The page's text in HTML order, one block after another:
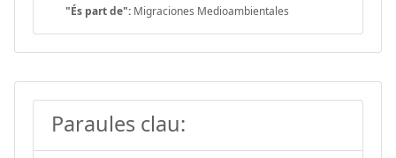
"És part de": Migraciones Medioambientales
Paraules clau: